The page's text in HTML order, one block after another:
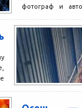
фотограф и
Калинина...